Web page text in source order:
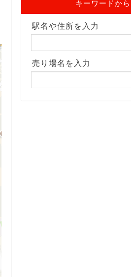
キーワードか
駅名や住所を入力
売り場名を入力